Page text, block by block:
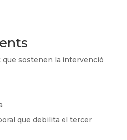
que sostenen la intervenció
que debilita el tercer